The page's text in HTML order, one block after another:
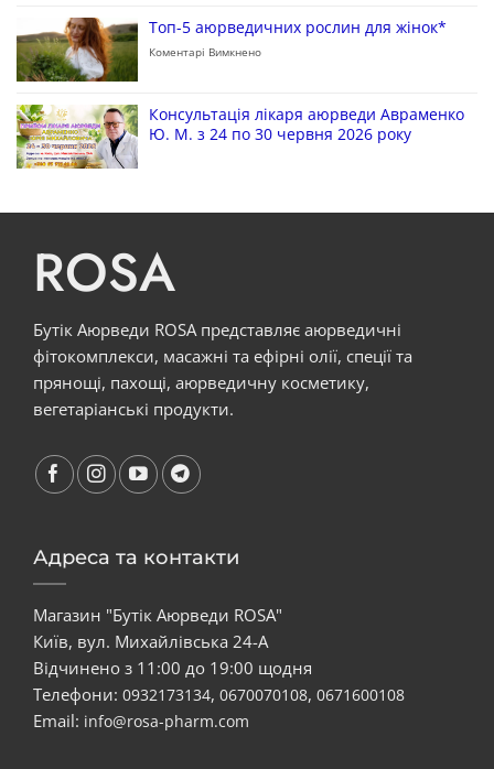
Топ-5 аюрведичних рослин для жінок*
Коментарі Вимкнено
Консультація лікаря аюрведи Авраменко
Ю. М. з 24 по 30 червня 2026 року
ROSA
Бутік Аюрведи ROSA представляє аюрведичні
фітокомплекси, масажні та ефірні олії, спеції та
прянощі, пахощі, аюрведичну косметику,
вегетаріанські продукти.
Адреса та контакти
Магазин "Бутік Аюрведи ROSA"
Київ, вул. Михайлівська 24-А
Відчинено з 11:00 до 19:00 щодня
Телефони: 0932173134, 0670070108, 0671600108
Email: info@rosa-pharm.com